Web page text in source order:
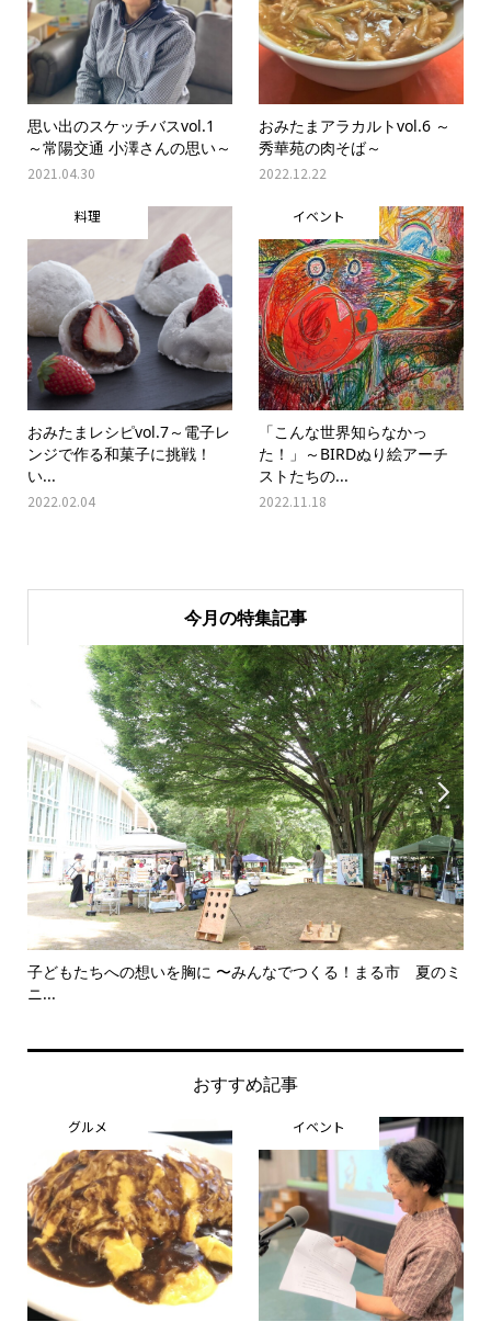
思い出のスケッチバスvol.1
～常陽交通 小澤さんの思い～
2021.04.30
おみたまアラカルトvol.6 ～
秀華苑の肉そば～
2022.12.22
料理
おみたまレシピvol.7～電子レ
ンジで作る和菓子に挑戦！
い...
2022.02.04
イベント
「こんな世界知らなかっ
た！」～BIRDぬり絵アーチ
ストたちの...
2022.11.18
今月の特集記事

子どもたちへの想いを胸に 〜みんなでつくる！まる市 夏のミ
ニ...

おすすめ記事
グルメ イベント